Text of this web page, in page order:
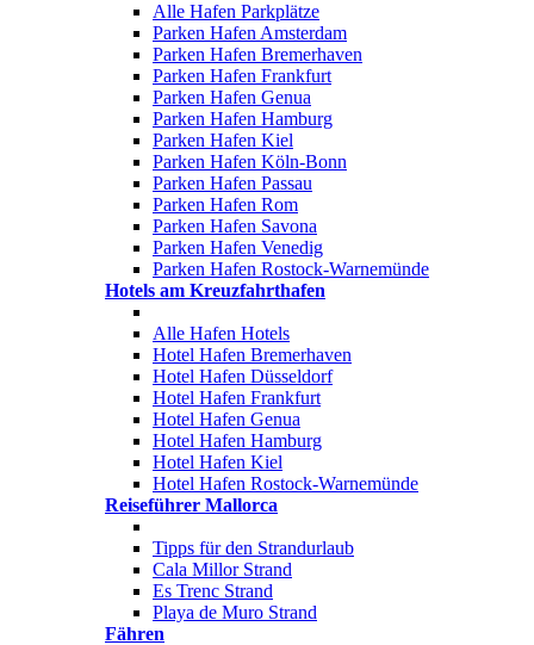
Alle Hafen Parkplätze
Parken Hafen Amsterdam
Parken Hafen Bremerhaven
Parken Hafen Frankfurt
Parken Hafen Genua
Parken Hafen Hamburg
Parken Hafen Kiel
Parken Hafen Köln-Bonn
Parken Hafen Passau
Parken Hafen Rom
Parken Hafen Savona
Parken Hafen Venedig
Parken Hafen Rostock-Warnemünde
Hotels am Kreuzfahrthafen
Alle Hafen Hotels
Hotel Hafen Bremerhaven
Hotel Hafen Düsseldorf
Hotel Hafen Frankfurt
Hotel Hafen Genua
Hotel Hafen Hamburg
Hotel Hafen Kiel
Hotel Hafen Rostock-Warnemünde
Reiseführer Mallorca
Tipps für den Strandurlaub
Cala Millor Strand
Es Trenc Strand
Playa de Muro Strand
Fähren